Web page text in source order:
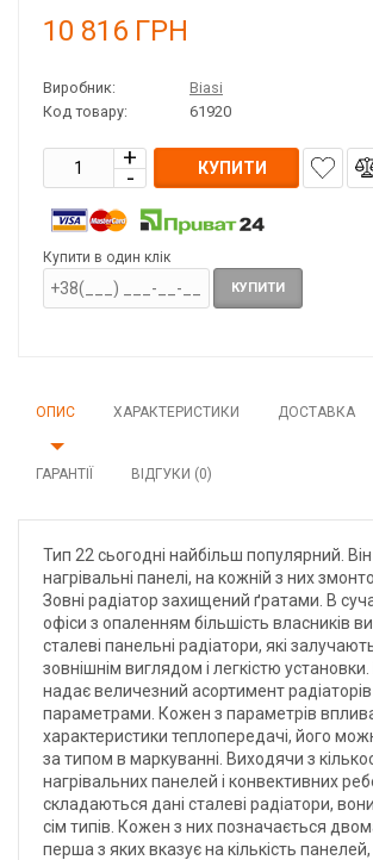
10 816 ГРН
Виробник:
Biasi
Код товару:
61920
КУПИТИ
Купити в один клік
КУПИТИ
ОПИС ХАРАКТЕРИСТИКИ ДОСТАВКА
ГАРАНТІЇ ВІДГУКИ (0)
Тип 22 сьогодні найбільш популярний.
нагрівальні панелі, на кожній з них
Зовні радіатор захищений ґратами. В
офіси з опаленням більшість власників
сталеві панельні радіатори, які
зовнішнім виглядом і легкістю
надає величезний асортимент радіаторів
параметрами. Кожен з параметрів
характеристики теплопередачі, його
за типом в маркуванні. Виходячи з
нагрівальних панелей і конвективних
складаються дані сталеві радіатори,
сім типів. Кожен з них позначається
перша з яких вказує на кількість